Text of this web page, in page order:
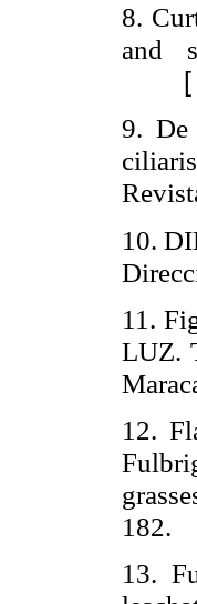
8.
and
[
9.
10.
11.
LUZ.
12.
182.
13.